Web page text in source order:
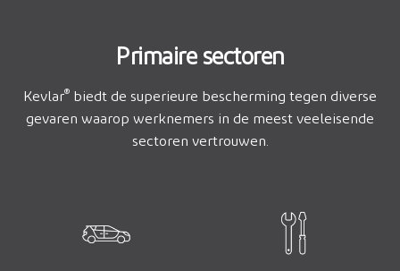
Primaire sectoren
Kevlar® biedt de superieure bescherming tegen diverse
gevaren waarop werknemers in de meest veeleisende
sectoren vertrouwen.